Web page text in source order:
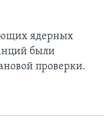
ядерных
были
проверки.